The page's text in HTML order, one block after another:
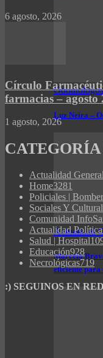
Odontólogos
Luz Neira –
Actualidad
Marcelo
eficiente para
6 agosto, 2026
Círculo
farmacias – agosto
1 agosto, 2026
Actualidad General
Home3281
Policiales |
Sociales Y
Comunidad
Actualidad Política
Salud | Hospital
Educación928
Necrológicas719
:) SEGUINOS EN